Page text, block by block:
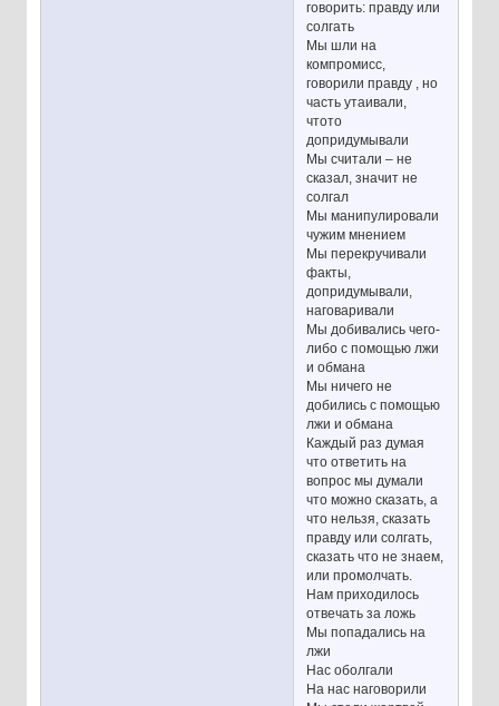
говорить: правду или
солгать
Мы шли на
компромисс,
говорили правду , но
часть утаивали,
чтото
допридумывали
Мы считали – не
сказал, значит не
солгал
Мы манипулировали
чужим мнением
Мы перекручивали
факты,
допридумывали,
наговаривали
Мы добивались чего-
либо с помощью лжи
и обмана
Мы ничего не
добились с помощью
лжи и обмана
Каждый раз думая
что ответить на
вопрос мы думали
что можно сказать, а
что нельзя, сказать
правду или солгать,
сказать что не знаем,
или промолчать.
Нам приходилось
отвечать за ложь
Мы попадались на
лжи
Нас оболгали
На нас наговорили